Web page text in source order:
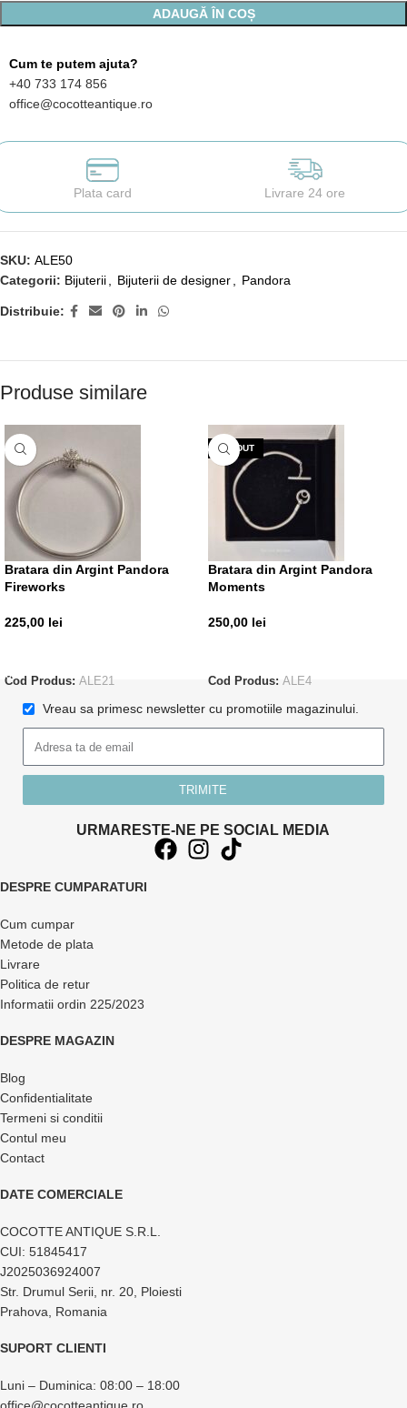
ADAUGĂ ÎN COȘ
Cum te putem ajuta?
+40 733 174 856
office@cocotteantique.ro
Plata card Livrare 24 ore
SKU: ALE50
Categorii: Bijuterii Bijuterii de designer Pandora
Distribuie:
Produse similare
Bratara din Argint Pandora
Fireworks
225,00 lei
Cod Produs: ALE21
VÂNDUT
Bratara din Argint Pandora
Moments
250,00 lei
Cod Produs: ALE4
Vreau sa primesc newsletter cu promotiile magazinului.
TRIMITE
URMARESTE-NE PE SOCIAL MEDIA
DESPRE CUMPARATURI
Cum cumpar
Metode de plata
Livrare
Politica de retur
Informatii ordin 225/2023
DESPRE MAGAZIN
Blog
Confidentialitate
Termeni si conditii
Contul meu
Contact
DATE COMERCIALE
COCOTTE ANTIQUE S.R.L.
CUI: 51845417
J2025036924007
Str. Drumul Serii, nr. 20, Ploiesti
Prahova, Romania
SUPORT CLIENTI
Luni – Duminica: 08:00 – 18:00